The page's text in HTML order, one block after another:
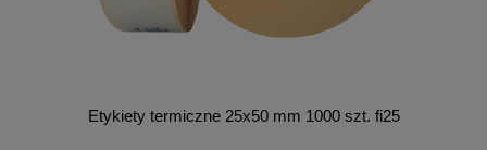
Etykiety termiczne 25x50 mm 1000 szt. fi25